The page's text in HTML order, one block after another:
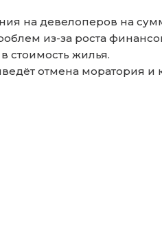
на девелоперов на
из-за роста
стоимость жилья.
отмена моратория и